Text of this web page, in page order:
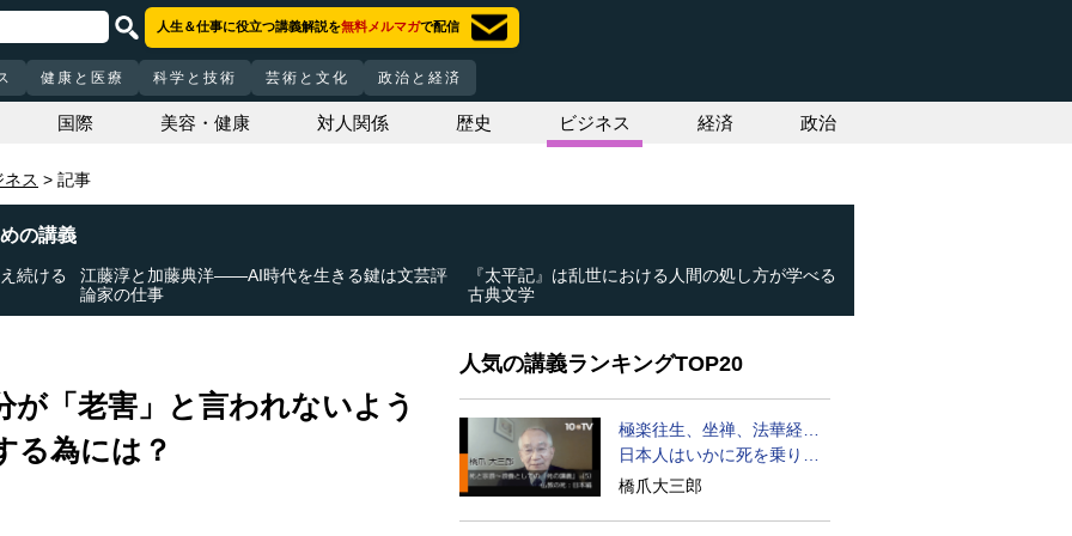
人生＆仕事に役立つ講義解説を無料メルマガで配信
健康と医療 科学と技術 芸術と文化 政治と経済
国際 美容・健康 対人関係 歴史 ビジネス 経済 政治
ネス 記事
の講義
続ける
江藤淳と加藤典洋――AI時代を生きる鍵は文芸評
論家の仕事
『太平記』は乱世における人間の処し方が学べる
古典文学
が「老害」と言われないよう
る為には？
人気の講義ランキングTOP20
極楽往生、坐禅、法華経…
日本人はいかに死を乗り越
えるか
橋爪大三郎